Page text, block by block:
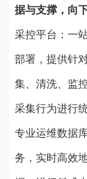
据与支撑，向
采控平台：一
部署，提供针
集、清洗、监
采集行为进行
专业运维数据
务，实时高效